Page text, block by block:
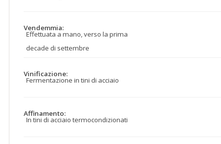
Vendemmia:
Effettuata a mano, verso la prima
decade di settembre
Vinificazione:
Fermentazione in tini di acciaio
Affinamento:
In tini di acciaio termocondizionati